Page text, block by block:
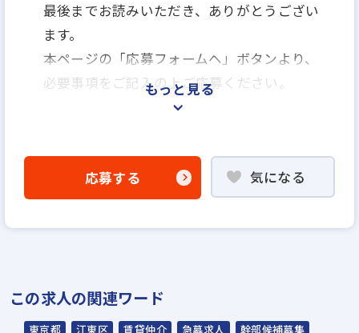
最後までお読みいただき、ありがとうござい
ます。
本ページの「応募フォームヘ」ボタンより、
必要事項をご記入の上ご応募ください。
＜選考プロセス＞
「応募フォームへ」よりエントリー
▼
書類選考
▼
内定
もっと見る
応募する 気になる
この求人の関連ワード
東京都 江東区 賃貸仲介 急募求人
幹部候補募集